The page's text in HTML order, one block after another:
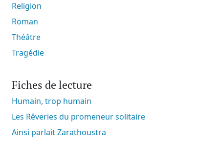
Religion
Roman
Théâtre
Tragédie
Fiches de lecture
Humain, trop humain
Les Rêveries du promeneur solitaire
Ainsi parlait Zarathoustra